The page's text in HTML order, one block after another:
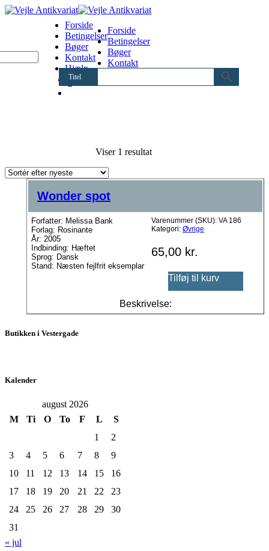
Titel
Forside
Betingelser
Bøger
Kontakt
Hjælp
Forside
Betingelser
Bøger
Kontakt
Viser 1 resultat
Wonder spot
Forfatter: Melissa Bank
Forlag: Rosinante
År: 2005
Indbinding: Hæftet
Sprog: Dansk
Stand: Næsten fejlfrit eksemplar
Varenummer (SKU): VA 186
Kategori: Øvrige
65,00 kr.
Tilføj til kurv
Beskrivelse:
Butikken i Vestergade
Kalender
august 2026
M
Ti O To F L
S
1
2
3
4 5 6 7 8
9
10
11 12 13 14 15
16
17
18 19 20 21 22
23
24
25 26 27 28 29
30
31
« jul